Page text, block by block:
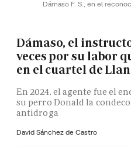
Dámaso F. S., en el
Dámaso, el
veces por su labor
en el cuartel de
En 2024, el agente fue el
su perro Donald la
antidroga
David Sánchez de Castro